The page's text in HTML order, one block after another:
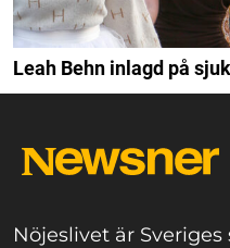
Leah Behn inlagd på
Nöjeslivet är